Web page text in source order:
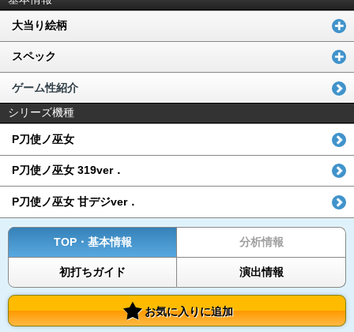
大当り絵柄
スペック
ゲーム性紹介
シリーズ機種
P刀使ノ巫女
P刀使ノ巫女 319ver．
P刀使ノ巫女 甘デジver．
TOP・基本情報 分析情報
初打ちガイド 演出情報
お気に入りに追加